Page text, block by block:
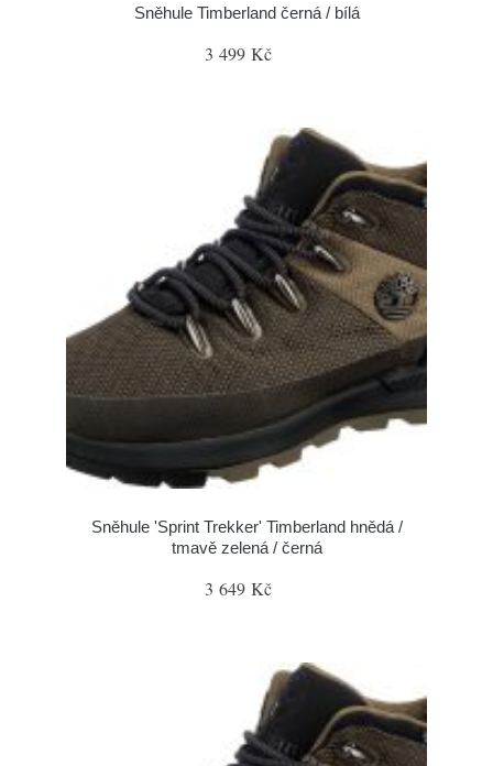
Sněhule Timberland černá / bílá
3 499 Kč
Sněhule 'Sprint Trekker' Timberland hnědá /
tmavě zelená / černá
3 649 Kč